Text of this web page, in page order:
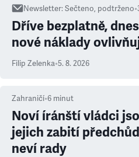
Newsletter:Sečteno, podtrženo•
Dříve bezplatně,
nové náklady
Filip Zelenka•5. 8. 2026
Zahraničí•6 minut
Noví íránští vládci
jejich zabití
neví rady